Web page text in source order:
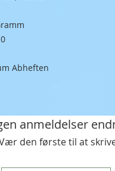
Abheften
anmeldelser
den første til at